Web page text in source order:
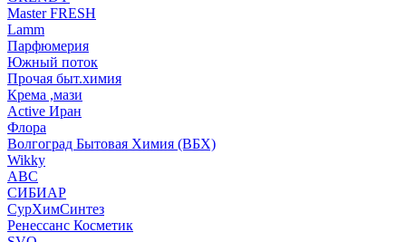
Master FRESH
Lamm
Парфюмерия
Южный поток
Прочая быт.химия
Крема ,мази
Аctive Иран
Флора
Волгоград Бытовая Химия (ВБХ)
Wikky
АВС
СИБИАР
СурХимСинтез
Ренессанс Косметик